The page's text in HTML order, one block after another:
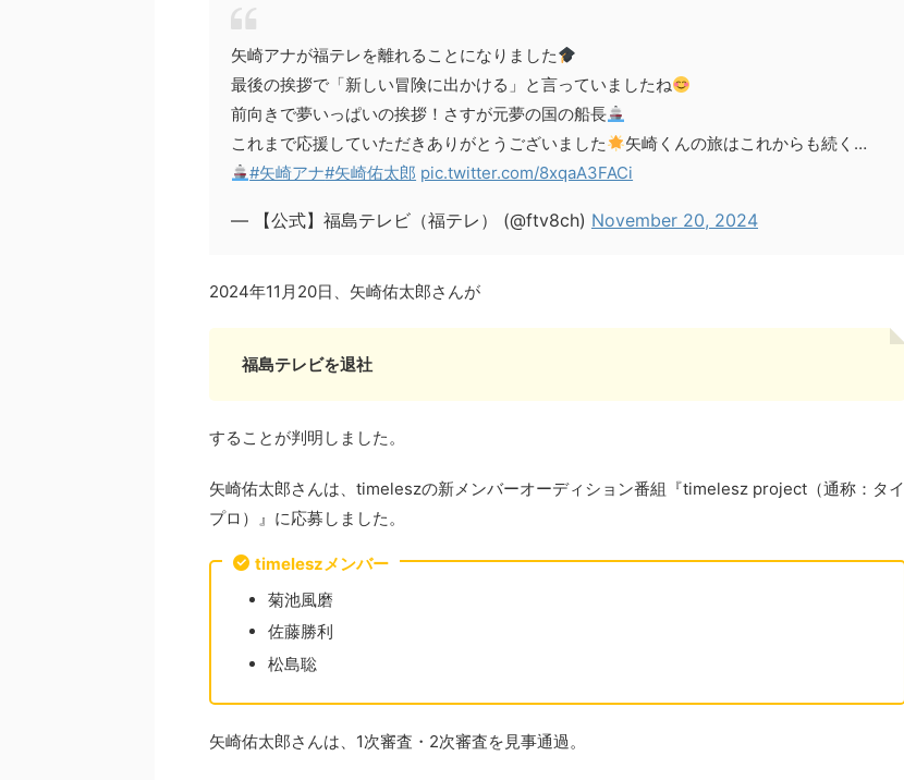
矢崎アナが福テレを離れることになりました
最後の挨拶で「新しい冒険に出かける」と言っていましたね
前向きで夢いっぱいの挨拶！さすが元夢の国の船長
これまで応援していただきありがとうございました
矢崎くんの旅はこれからも続く…
#矢崎アナ#矢崎佑太郎 pic.twitter.com/8xqaA3FACi
— 【公式】福島テレビ（福テレ） (@ftv8ch) November 20, 2024
2024年11月20日、矢崎佑太郎さんが
福島テレビを退社
することが判明しました。
矢崎佑太郎さんは、timeleszの新メンバーオーディション番組『timelesz project（通称：タイ
プロ）』に応募しました。
timeleszメンバー
菊池風磨
佐藤勝利
松島聡
矢崎佑太郎さんは、1次審査・2次審査を見事通過。